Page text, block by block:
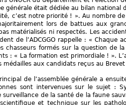
générale était dédiée au bilan
c’est notre priorité ! ». Au nombre
lors de battues aux
matérialisés ni respectés. Les
de l’ADCGGO rappelle : «
chasseurs formés sur la question de
: « La formation est primordiale ! ».
médailles aux candidats reçus au Brevet
de l’assemblée générale a
sont intervenues sur le sujet :
surveillance de la santé de la faune
et technique sur les